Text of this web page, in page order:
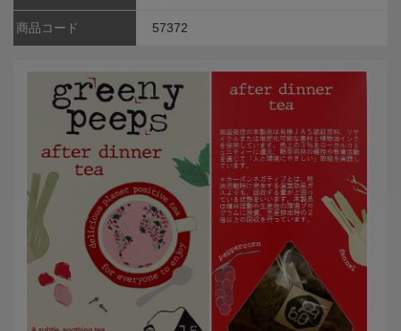
商品コード 57372